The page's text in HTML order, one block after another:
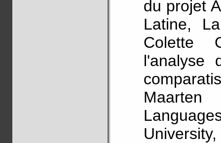
du projet
Latine,
Colette
l'analyse